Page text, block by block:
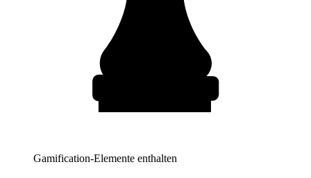
Gamification-Elemente enthalten